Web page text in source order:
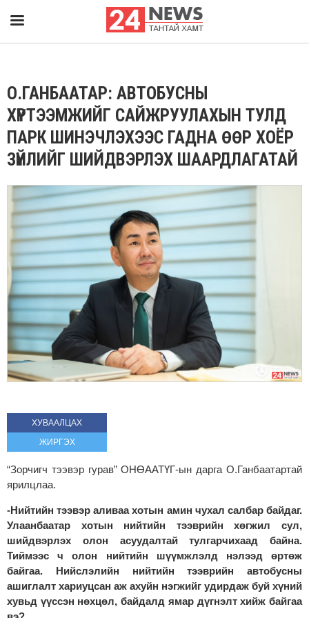
О.ГАНБААТАР: АВТОБУСНЫ
ХҮРТЭЭМЖИЙГ САЙЖРУУЛАХЫН ТУЛД
ПАРК ШИНЭЧЛЭХЭЭС ГАДНА ӨӨР ХОЁР
ЗҮЙЛИЙГ ШИЙДВЭРЛЭХ ШААРДЛАГАТАЙ
ХУВААЛЦАХ
ЖИРГЭХ
“Зорчигч тээвэр гурав” ОНӨААТҮГ-ын дарга О.Ганбаатартай
ярилцлаа.
-Нийтийн тээвэр аливаа хотын амин чухал салбар байдаг.
Улаанбаатар хотын нийтийн тээврийн хөгжил сул,
шийдвэрлэх олон асуудалтай тулгарчихаад байна.
Тиймээс ч олон нийтийн шүүмжлэлд нэлээд өртөж
байгаа. Нийслэлийн нийтийн тээврийн автобусны
ашиглалт хариуцсан аж ахуйн нэгжийг удирдаж буй хүний
хувьд үүссэн нөхцөл, байдалд ямар дүгнэлт хийж байгаа